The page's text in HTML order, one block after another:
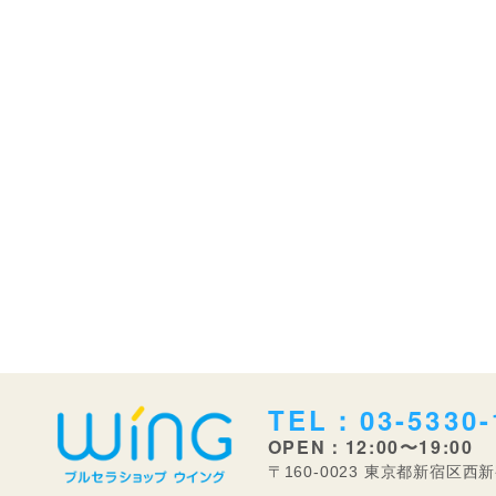
TEL：03-
OPEN：12:00〜19:00
〒160-0023 東京都新宿区西